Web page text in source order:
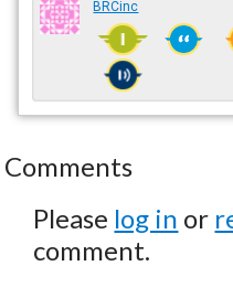
BRCinc
Comments
Please log in or
comment.